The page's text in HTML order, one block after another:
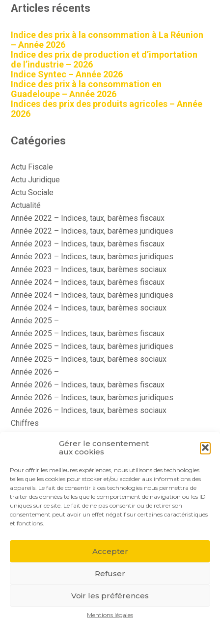
Gérer le consentement
aux cookies
Pour offrir les meilleures expériences, nous utilisons des technologies
telles que les cookies pour stocker et/ou accéder aux informations des
appareils. Le fait de consentir à ces technologies nous permettra de
traiter des données telles que le comportement de navigation ou les ID
uniques sur ce site. Le fait de ne pas consentir ou de retirer son
consentement peut avoir un effet négatif sur certaines caractéristiques
et fonctions.
Accepter
Refuser
Voir les préférences
Mentions légales
Articles récents
Indice des prix à la consommation à La Réunion
– Année 2026
Indice des prix de production et d’importation
de l’industrie – 2026
Indice Syntec – Année 2026
Indice des prix à la consommation en
Guadeloupe – Année 2026
Indices des prix des produits agricoles – Année
2026
Catégories
Actu Fiscale
Actu Juridique
Actu Sociale
Actualité
Année 2022 – Indices, taux, barèmes fiscaux
Année 2022 – Indices, taux, barèmes juridiques
Année 2023 – Indices, taux, barèmes fiscaux
Année 2023 – Indices, taux, barèmes juridiques
Année 2023 – Indices, taux, barèmes sociaux
Année 2024 – Indices, taux, barèmes fiscaux
Année 2024 – Indices, taux, barèmes juridiques
Année 2024 – Indices, taux, barèmes sociaux
Année 2025 –
Année 2025 – Indices, taux, barèmes fiscaux
Année 2025 – Indices, taux, barèmes juridiques
Année 2025 – Indices, taux, barèmes sociaux
Année 2026 –
Année 2026 – Indices, taux, barèmes fiscaux
Année 2026 – Indices, taux, barèmes juridiques
Année 2026 – Indices, taux, barèmes sociaux
Chiffres
Le coin du dirigeant
Footer
PLAN DU SITE
Conception et réalisation